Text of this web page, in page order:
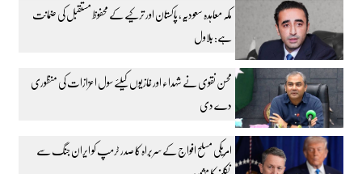
مکہ معاہدہ سعودیہ، پاکستان اور ترکیے کے محفوظ مستقبل کی ضمانت
ہے: بلاول
محسن نقوی نے شہداء اور غازیوں کیلئے سول اعزازات کی منظوری
دے دی
امریکی مسلح افواج کے سربراہ کا صدر ٹرمپ کو ایران جنگ سے